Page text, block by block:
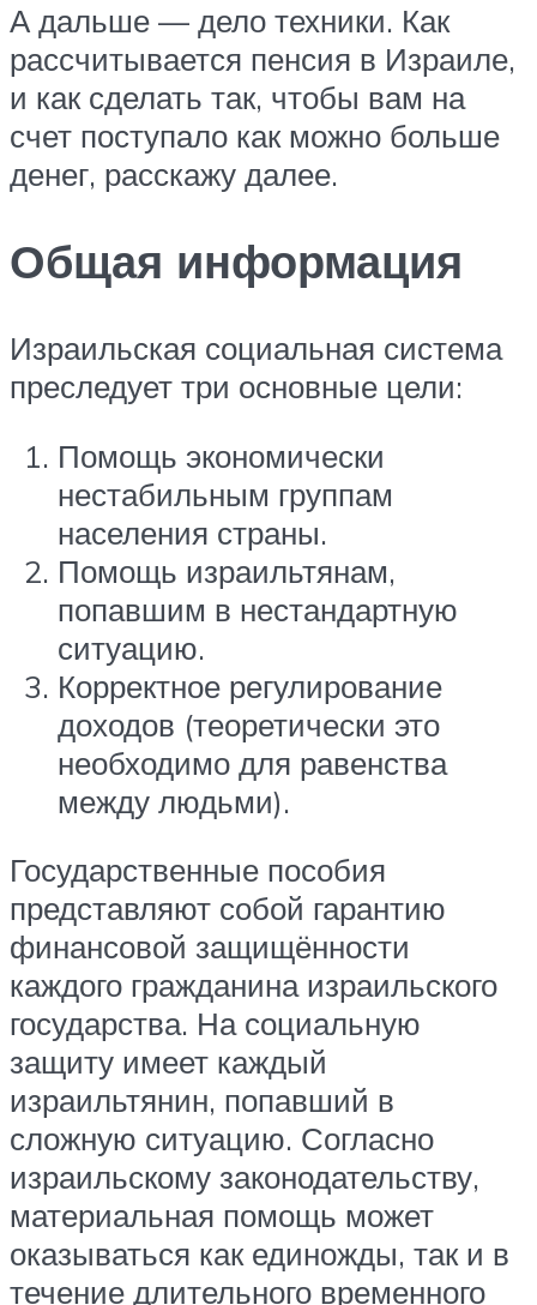
А дальше — дело техники. Как
рассчитывается пенсия в Израиле,
и как сделать так, чтобы вам на
счет поступало как можно больше
денег, расскажу далее.
Общая информация
Израильская социальная система
преследует три основные цели:
Помощь экономически
нестабильным группам
населения страны.
Помощь израильтянам,
попавшим в нестандартную
ситуацию.
Корректное регулирование
доходов (теоретически это
необходимо для равенства
между людьми).
Государственные пособия
представляют собой гарантию
финансовой защищённости
каждого гражданина израильского
государства. На социальную
защиту имеет каждый
израильтянин, попавший в
сложную ситуацию. Согласно
израильскому законодательству,
материальная помощь может
оказываться как единожды, так и в
течение длительного временного